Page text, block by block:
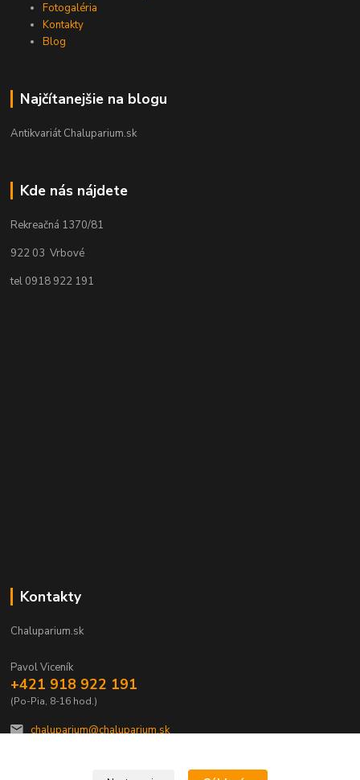
Fotogaléria
Kontakty
Blog
Najčítanejšie na blogu
Antikvariát Chaluparium.sk
Kde nás nájdete
Rekreačná 1370/81
922 03 Vrbové
tel 0918 922 191
Kontakty
Chaluparium.sk
Pavol Viceník
+421 918 922 191
(Po-Pia, 8-16 hod.)
chaluparium@chaluparium.sk